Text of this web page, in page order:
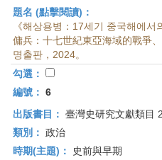
題名 (點擊閱讀)：
《해상용병：17세기 중국해에
傭兵：十七世紀東亞海域的戰爭
명출판，2024。
勾選：
編號： 6
出版書目： 臺灣史研究文獻類目
類別： 政治
時期(主題)：
史前與早期